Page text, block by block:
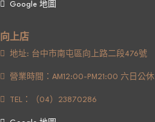
Google 地圖
向上店
地址: 台中市南屯區向上路二段476號
營業時間：AM12:00-PM21:00 六日公休
TEL：（04）23870286